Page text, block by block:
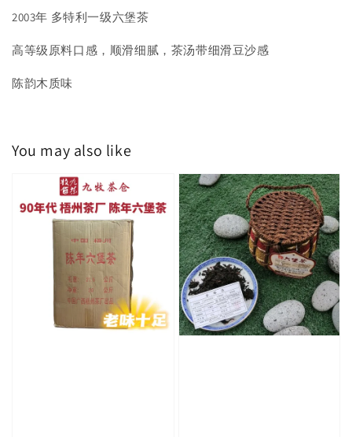
2003年 多特利一级六堡茶
高等级原料口感，顺滑细腻，茶汤带细滑豆沙感
陈韵木质味
You may also like